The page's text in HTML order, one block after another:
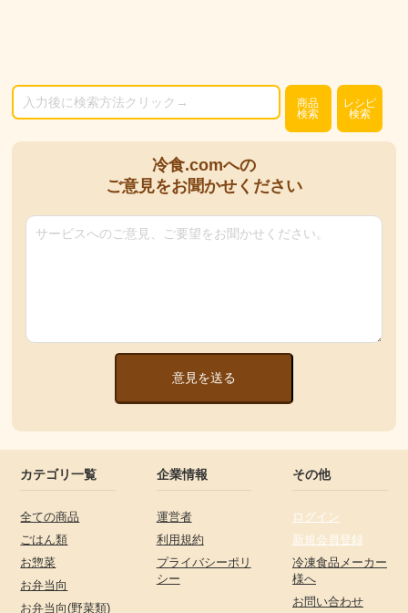
商品
検索
レシピ
検索
冷食.comへの
ご意見をお聞かせください
意見を送る
カテゴリ一覧
全ての商品
ごはん類
お惣菜
お弁当向
お弁当向(野菜類)
企業情報
運営者
利用規約
プライバシーポリ
シー
その他
ログイン
新規会員登録
冷凍食品メーカー
様へ
お問い合わせ